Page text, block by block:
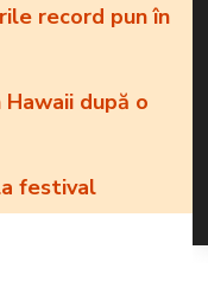
record pun în
după o
festival